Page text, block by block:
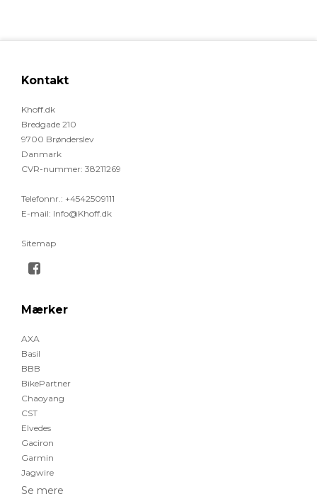
Kontakt
Khoff.dk
Bredgade 210
9700 Brønderslev
Danmark
CVR-nummer: 38211269
Telefonnr.: +4542509111
E-mail: Info@Khoff.dk
Sitemap
Mærker
AXA
Basil
BBB
BikePartner
Chaoyang
CST
Elvedes
Gaciron
Garmin
Jagwire
Se mere